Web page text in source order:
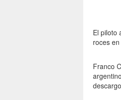
El piloto
roces
Franco